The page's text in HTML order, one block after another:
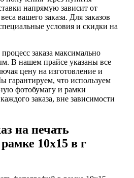
напрямую зависит от
вашего заказа. Для заказов
условия и скидки на
заказа максимально
В нашем прайсе указаны все
цену на изготовление и
гарантируем, что используем
фотобумагу и рамки
заказа, вне зависимости
на печать
10х15 в г